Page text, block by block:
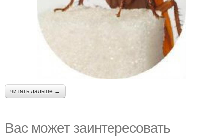
читать дальше →
Вас может заинтересовать